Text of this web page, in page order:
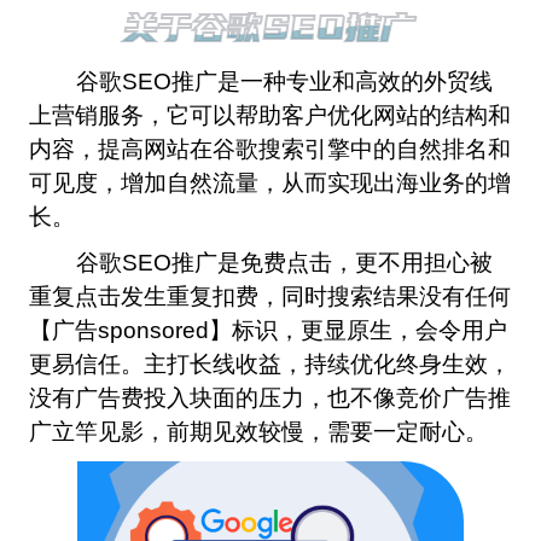
关于谷歌SEO推广
关于谷歌SEO推广
谷歌SEO推广是一种专业和高效的外贸线
上营销服务，它可以帮助客户优化网站的结构和
内容，提高网站在谷歌搜索引擎中的自然排名和
可见度，增加自然流量，从而实现出海业务的增
长。
谷歌SEO推广是免费点击，更不用担心被
重复点击发生重复扣费，同时搜索结果没有任何
【广告sponsored】标识，更显原生，会令用户
更易信任。主打长线收益，持续优化终身生效，
没有广告费投入块面的压力，也不像竞价广告推
广立竿见影，前期见效较慢，需要一定耐心。